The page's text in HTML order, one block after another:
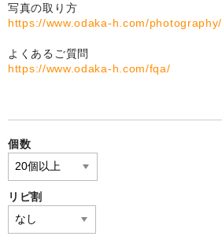
ユニフォームメモリー
よくある質問
写真合成料今だけ無料も
追加料金
写真の取り方
https://www.odaka-h.com/photography/
よくあるご質問
https://www.odaka-h.com/fqa/
個数
リピ割